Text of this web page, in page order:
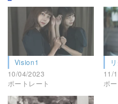
Vision1
10/04/2023
ポートレート
11/
ポ